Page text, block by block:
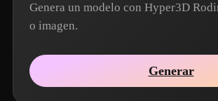
Genera un modelo con Hyper3D
o imagen.
Generar